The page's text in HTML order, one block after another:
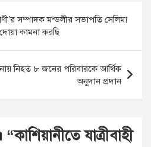
সম্পাদক মন্ডলীর সভাপতি সেলিমা
কামনা করছি
নিহত ৮ জনের পরিবারকে আর্থিক
অনুদান প্রদান
“কাশিয়ানীতে যাত্রীবাহী